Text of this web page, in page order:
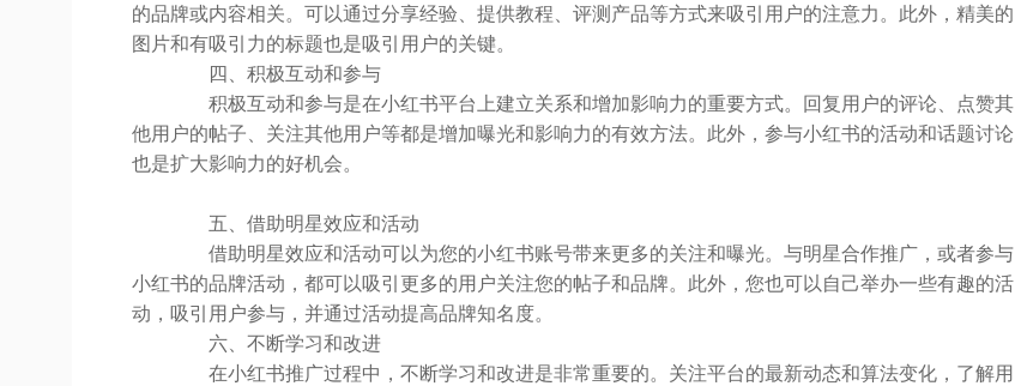
的品牌或内容相关。可以通过分享经验、提供教程、评测产品等方式来吸引用户的注意力。此外，精美的
图片和有吸引力的标题也是吸引用户的关键。
四、积极互动和参与
积极互动和参与是在小红书平台上建立关系和增加影响力的重要方式。回复用户的评论、点赞其
他用户的帖子、关注其他用户等都是增加曝光和影响力的有效方法。此外，参与小红书的活动和话题讨论
也是扩大影响力的好机会。
五、借助明星效应和活动
借助明星效应和活动可以为您的小红书账号带来更多的关注和曝光。与明星合作推广，或者参与
小红书的品牌活动，都可以吸引更多的用户关注您的帖子和品牌。此外，您也可以自己举办一些有趣的活
动，吸引用户参与，并通过活动提高品牌知名度。
六、不断学习和改进
在小红书推广过程中，不断学习和改进是非常重要的。关注平台的最新动态和算法变化，了解用